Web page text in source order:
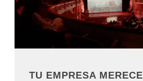
TU EMPRESA MERECE